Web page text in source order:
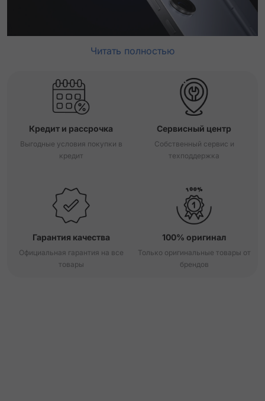
Читать полностью
Кредит и рассрочка
Выгодные условия покупки в
кредит
Сервисный центр
Собственный сервис и
техподдержка
Гарантия качества
Официальная гарантия на все
товары
100% оригинал
Только оригинальные товары от
брендов